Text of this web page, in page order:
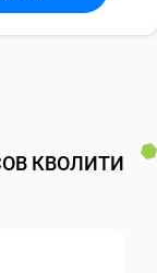
КВОЛИТИ